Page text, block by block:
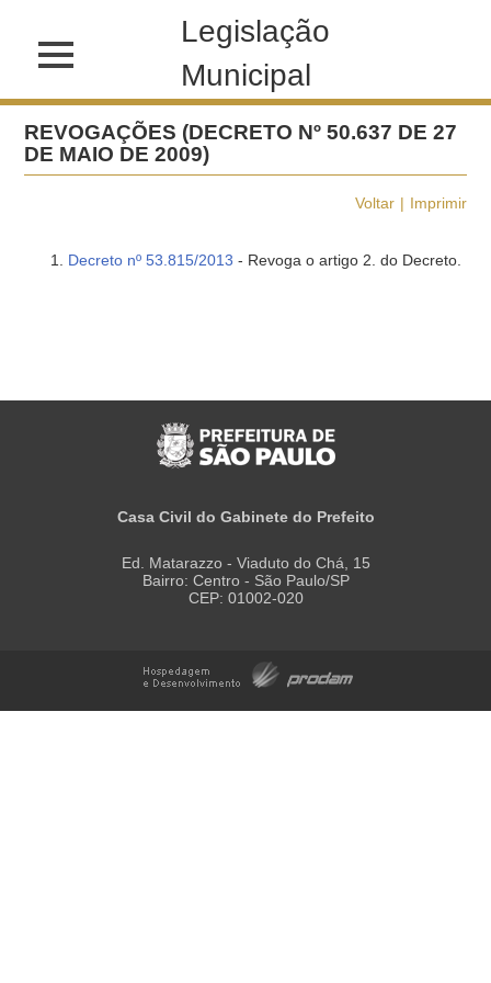
Legislação
Municipal
REVOGAÇÕES (DECRETO Nº 50.637 DE 27
DE MAIO DE 2009)
Voltar Imprimir
Decreto nº 53.815/2013 - Revoga o artigo 2. do Decreto.
Casa Civil do Gabinete do Prefeito
Ed. Matarazzo - Viaduto do Chá, 15
Bairro: Centro - São Paulo/SP
CEP: 01002-020